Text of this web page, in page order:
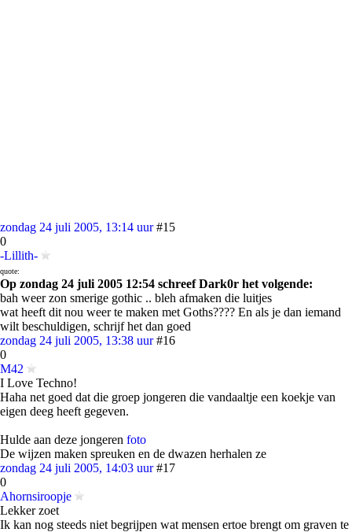
zondag 24 juli 2005, 13:14 uur #15
0
-Lillith-
quote:
Op zondag 24 juli 2005 12:54 schreef Dark0r het volgende:
bah weer zon smerige gothic .. bleh afmaken die luitjes
wat heeft dit nou weer te maken met Goths???? En als je dan iemand
wilt beschuldigen, schrijf het dan goed
zondag 24 juli 2005, 13:38 uur #16
0
M42
I Love Techno!
Haha net goed dat die groep jongeren die vandaaltje een koekje van
eigen deeg heeft gegeven.
Hulde aan deze jongeren foto
De wijzen maken spreuken en de dwazen herhalen ze
zondag 24 juli 2005, 14:03 uur #17
0
Ahornsiroopje
Lekker zoet
Ik kan nog steeds niet begrijpen wat mensen ertoe brengt om graven te